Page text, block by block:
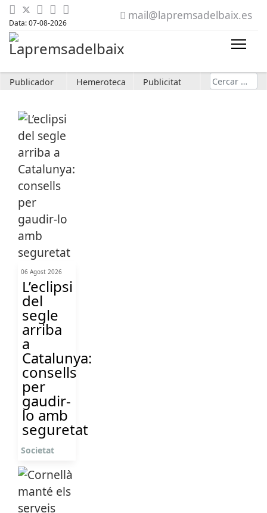
Data: 07-08-2026
mail@lapremsadelbaix.es
Publicador Hemeroteca Publicitat Cerca
06 Agost 2026
L’eclipsi
del
segle
arriba
a
Catalunya:
consells
per
gaudir-
lo amb
seguretat
Societat